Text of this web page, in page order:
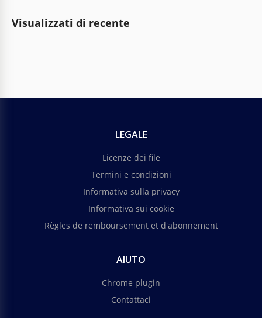
Visualizzati di recente
LEGALE
Licenze dei file
Termini e condizioni
Informativa sulla privacy
Informativa sui cookie
Règles de remboursement et d'abonnement
AIUTO
Chrome plugin
Contattaci